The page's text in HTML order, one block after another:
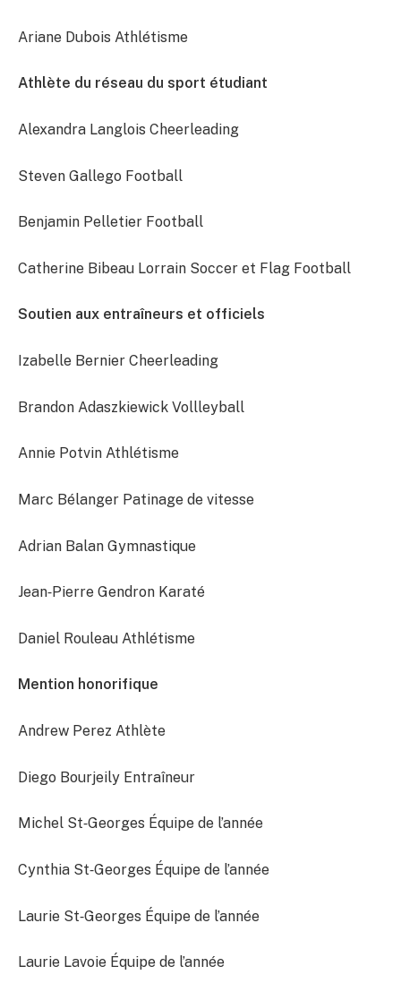
Ariane Dubois Athlétisme
Athlète du réseau du sport étudiant
Alexandra Langlois Cheerleading
Steven Gallego Football
Benjamin Pelletier Football
Catherine Bibeau Lorrain Soccer et Flag Football
Soutien aux entraîneurs et officiels
Izabelle Bernier Cheerleading
Brandon Adaszkiewick Vollleyball
Annie Potvin Athlétisme
Marc Bélanger Patinage de vitesse
Adrian Balan Gymnastique
Jean‐Pierre Gendron Karaté
Daniel Rouleau Athlétisme
Mention honorifique
Andrew Perez Athlète
Diego Bourjeily Entraîneur
Michel St‐Georges Équipe de l’année
Cynthia St‐Georges Équipe de l’année
Laurie St‐Georges Équipe de l’année
Laurie Lavoie Équipe de l’année